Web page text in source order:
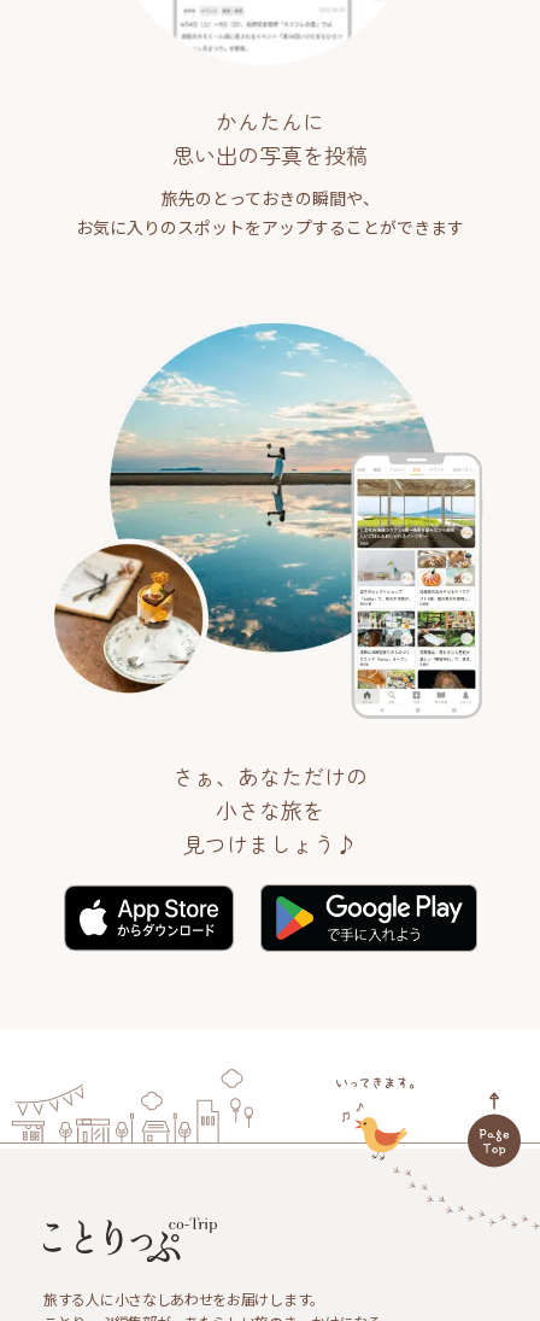
かんたんに
思い出の写真を投稿
旅先のとっておきの瞬間や、
お気に入りのスポットをアップすることができます
さぁ、あなただけの
小さな旅を
見つけましょう♪
旅する人に小さなしあわせをお届けします。